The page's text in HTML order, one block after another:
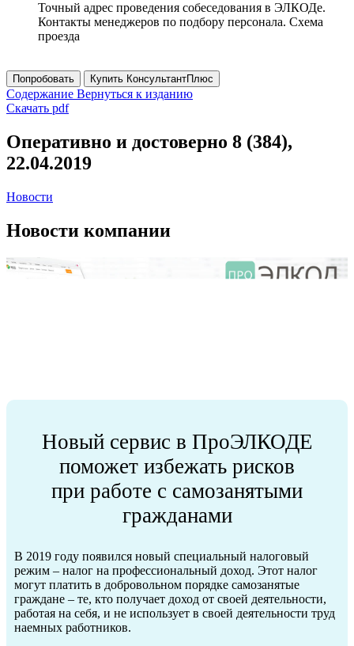
Точный адрес проведения собеседования в ЭЛКОДе.
Контакты менеджеров по подбору персонала. Схема
проезда
Попробовать Купить КонсультантПлюс
Содержание Вернуться к изданию
Скачать pdf
Оперативно и достоверно 8 (384),
22.04.2019
Новости
Новости компании
Новый сервис в ПроЭЛКОДЕ
поможет избежать рисков
при работе с самозанятыми
гражданами
В 2019 году появился новый специальный налоговый
режим – налог на профессиональный доход. Этот налог
могут платить в добровольном порядке самозанятые
граждане – те, кто получает доход от своей деятельности,
работая на себя, и не использует в своей деятельности труд
наемных работников.